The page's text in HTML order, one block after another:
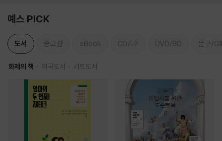
예스 PICK
도서 중고샵 eBook CD/LP DVD/BD 문구/
화제의 책 외국도서 세트도서